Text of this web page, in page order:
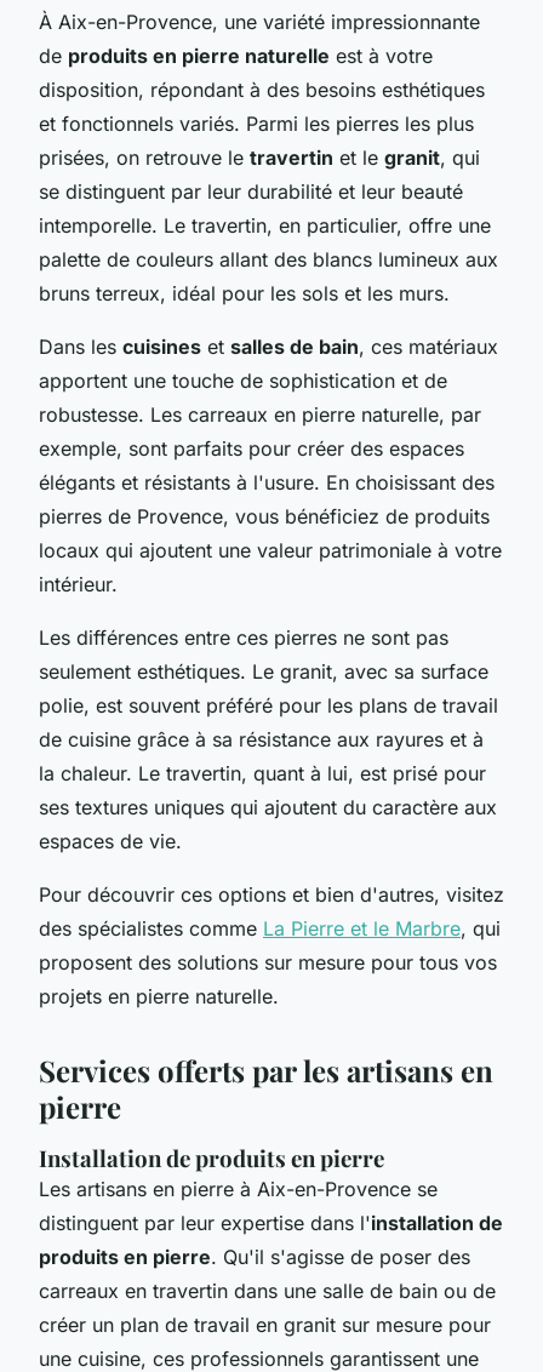
À Aix-en-Provence, une variété impressionnante
de produits en pierre naturelle est à votre
disposition, répondant à des besoins esthétiques
et fonctionnels variés. Parmi les pierres les plus
prisées, on retrouve le travertin et le granit, qui
se distinguent par leur durabilité et leur beauté
intemporelle. Le travertin, en particulier, offre une
palette de couleurs allant des blancs lumineux aux
bruns terreux, idéal pour les sols et les murs.
Dans les cuisines et salles de bain, ces matériaux
apportent une touche de sophistication et de
robustesse. Les carreaux en pierre naturelle, par
exemple, sont parfaits pour créer des espaces
élégants et résistants à l'usure. En choisissant des
pierres de Provence, vous bénéficiez de produits
locaux qui ajoutent une valeur patrimoniale à votre
intérieur.
Les différences entre ces pierres ne sont pas
seulement esthétiques. Le granit, avec sa surface
polie, est souvent préféré pour les plans de travail
de cuisine grâce à sa résistance aux rayures et à
la chaleur. Le travertin, quant à lui, est prisé pour
ses textures uniques qui ajoutent du caractère aux
espaces de vie.
Pour découvrir ces options et bien d'autres, visitez
des spécialistes comme La Pierre et le Marbre, qui
proposent des solutions sur mesure pour tous vos
projets en pierre naturelle.
Services offerts par les artisans en
pierre
Installation de produits en pierre
Les artisans en pierre à Aix-en-Provence se
distinguent par leur expertise dans l'installation de
produits en pierre. Qu'il s'agisse de poser des
carreaux en travertin dans une salle de bain ou de
créer un plan de travail en granit sur mesure pour
une cuisine, ces professionnels garantissent une